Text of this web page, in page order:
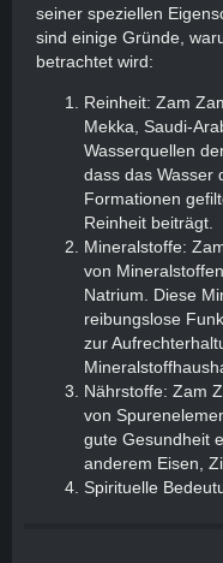
seiner speziellen
sind einige Gründe,
betrachtet wird:
Reinheit: Zam
Mekka, Saudi-
Wasserquellen
dass das Wasser
Formationen
Reinheit beiträgt.
Mineralstoffe:
von
Natrium. Diese
reibungslose
zur
Nährstoffe: Zam
von
gute Gesundheit
anderem Eisen,
Spirituelle